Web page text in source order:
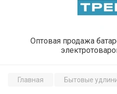
Оптовая продажа
Главная Бытовые